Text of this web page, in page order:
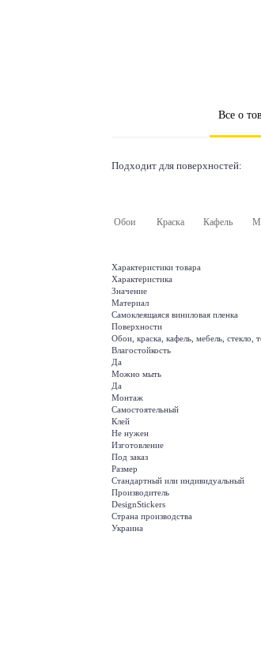
Все о
Подходит для поверхностей:
Обои Краска Кафель
Характеристики товара
Характеристика
Значение
Материал
Самоклеящаяся виниловая пленка
Поверхности
Обои, краска, кафель, мебель, стекло,
Влагостойкость
Да
Можно мыть
Да
Монтаж
Самостоятельный
Клей
Не нужен
Изготовление
Под заказ
Размер
Стандартный или индивидуальный
Производитель
DesignStickers
Страна производства
Украина